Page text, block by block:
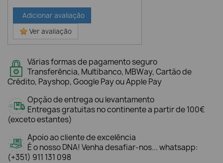
Adicionar avaliação
Ver avaliação
Várias formas de pagamento seguro
Transferência, Multibanco, MBWay, Cartão de
Crédito, Payshop, Google Pay ou Apple Pay
Opção de entrega ou levantamento
Entregas gratuitas no continente a partir de 100€
(exceto estantes)
Apoio ao cliente de excelência
É o nosso DNA! Venha desafiar-nos... whatsapp:
(+351) 911 131 098